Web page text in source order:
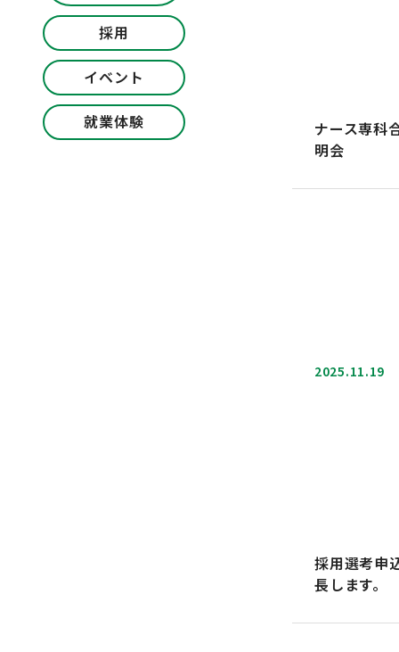
採用
イベント
就業体験
ナース専科
明会
採用選考申
長します。
2025.11.19